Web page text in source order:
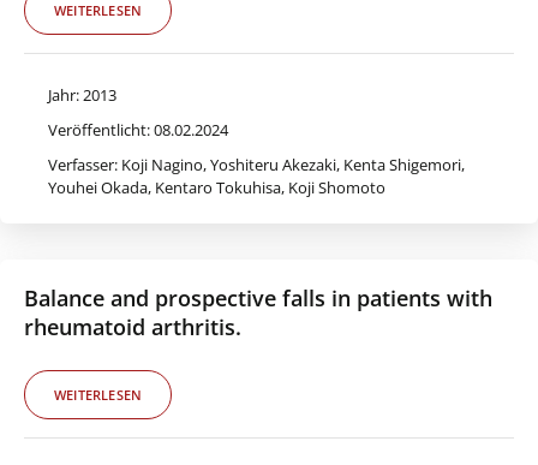
WEITERLESEN
Jahr: 2013
Veröffentlicht: 08.02.2024
Verfasser: Koji Nagino, Yoshiteru Akezaki, Kenta Shigemori,
Youhei Okada, Kentaro Tokuhisa, Koji Shomoto
Balance and prospective falls in patients with
rheumatoid arthritis.
WEITERLESEN